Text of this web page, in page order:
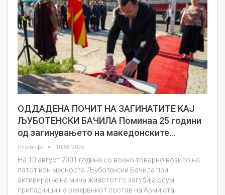
ОДДАДЕНА ПОЧИТ НА ЗАГИНАТИТЕ КАЈ
ЉУБОТЕНСКИ БАЧИЛА Поминаа 25 години
од загинувањето на македонските…
Плусинфо 10/08/2026
На 10 август 2001 година со воено товарно возило на
патот кон месноста Љуботенски Бачила при
активирање на мина животот го загубија осум
припадници на резервниот состав на Армијата